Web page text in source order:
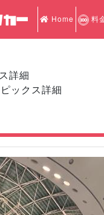
Home 料
詳細
ックス詳細